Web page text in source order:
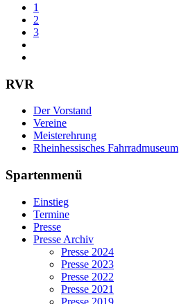
1
2
3
RVR
Der Vorstand
Vereine
Meisterehrung
Rheinhessisches Fahrradmuseum
Spartenmenü
Einstieg
Termine
Presse
Presse Archiv
Presse 2024
Presse 2023
Presse 2022
Presse 2021
Presse 2019